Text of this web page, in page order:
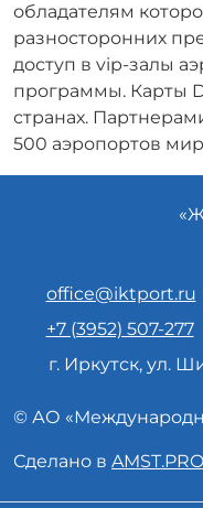
обладателям
разносторонних
доступ в vip-залы
программы. Карты
странах.
500 аэропортов
office@iktport.ru
+7 (3952) 507-277
г. Иркутск, ул.
© АО «
Сделано в AMST.PRO